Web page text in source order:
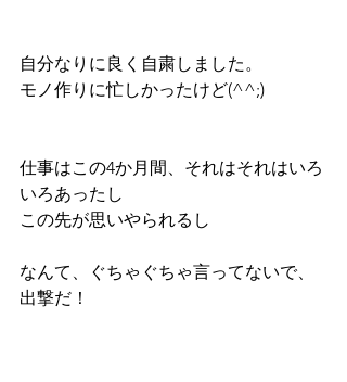
自分なりに良く自粛しました。
モノ作りに忙しかったけど(^^;)
仕事はこの4か月間、それはそれはいろ
いろあったし
この先が思いやられるし
なんて、ぐちゃぐちゃ言ってないで、
出撃だ！